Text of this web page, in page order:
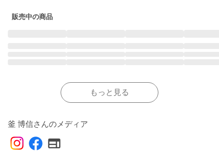
販売中の商品
もっと見る
釜 博信さんのメディア